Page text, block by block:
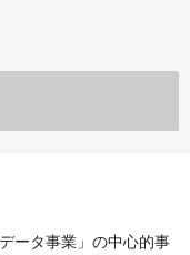
ータ事業」の中心的事